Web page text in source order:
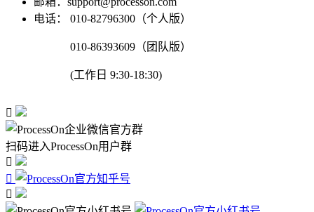
电话：
010-82796300（个人版）
010-86393609（团队版）
(工作日 9:30-18:30)

扫码进入ProcessOn用户群


